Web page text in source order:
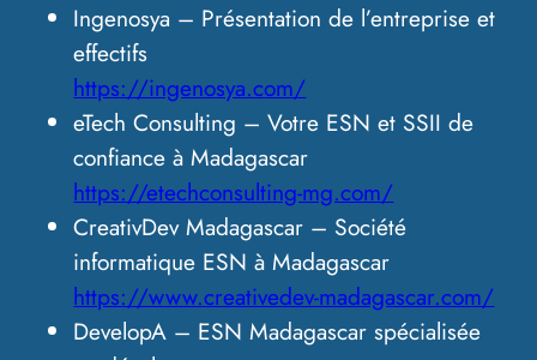
Ingenosya – Présentation de l’entreprise et
effectifs
https://ingenosya.com/
eTech Consulting – Votre ESN et SSII de
confiance à Madagascar
https://etechconsulting-mg.com/
CreativDev Madagascar – Société
informatique ESN à Madagascar
https://www.creativedev-madagascar.com/
DevelopA – ESN Madagascar spécialisée